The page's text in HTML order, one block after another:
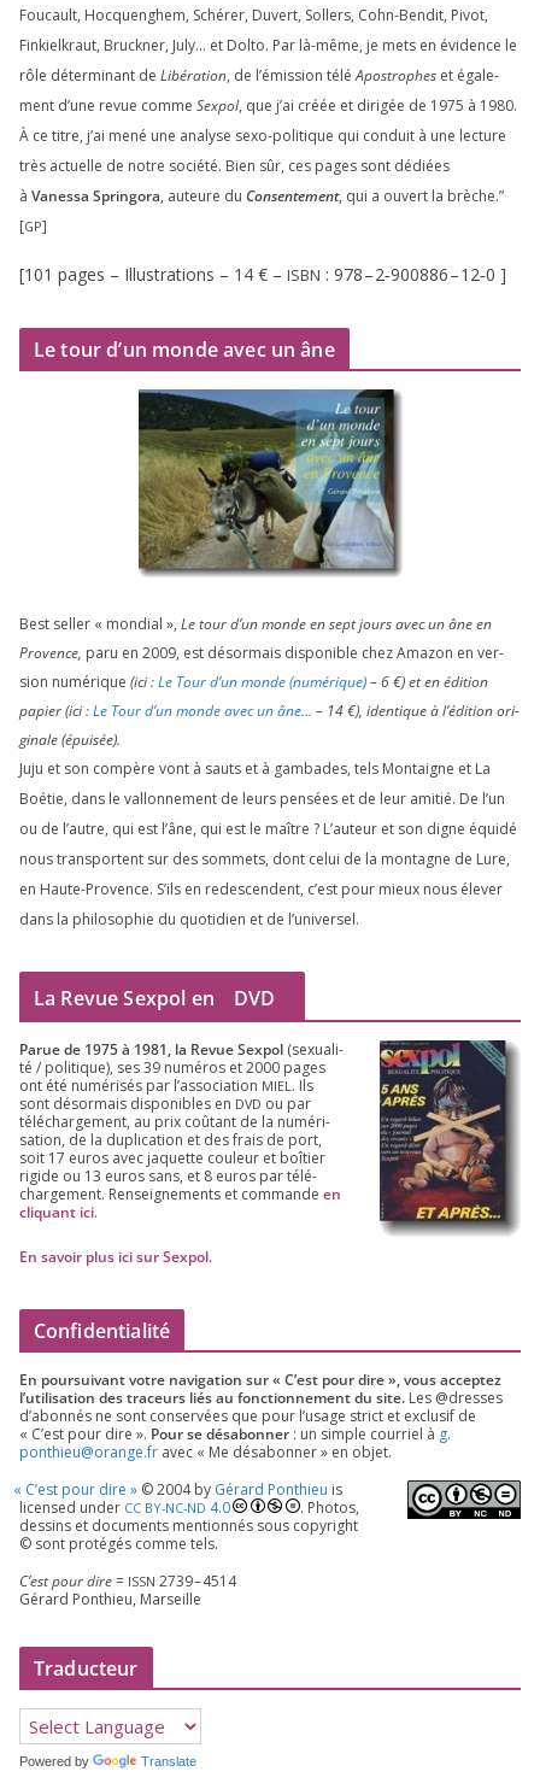
Foucault, Hocquenghem, Schérer, Duvert, Sollers, Cohn-Bendit, Pivot,
Finkielkraut, Bruckner, July… et Dolto. Par là-même, je mets en évi­dence le
rôle déter­mi­nant de Libération, de l’émission téléApostrophes et éga­le­
ment d’une revue comme Sexpol, que j’ai créée et diri­gée de 1975 à 1980.
À ce titre, j’ai mené une ana­lyse sexo-poli­tique qui conduit à une lec­ture
très actuelle de notre socié­té. Bien sûr, ces pages sont dédiées
à Vanessa Springora, auteure du Consentement, qui a ouvert la brèche.”
[GP]
[101 pages – Illustrations – 14 € – ISBN : 978–2‑900886–12‑0 ]
Le tour d’un monde avec un âne
Best sel­ler « mon­dial », Le tour d’un monde en sept jours avec un âne en
Provence, paru en 2009, est désor­mais dis­po­nible chez Amazon en ver­
sion numé­rique (ici :Le Tour d’un monde (numé­rique)–6€) et en édi­tion
papier (ici :Le Tour d’un monde avec un âne… – 14€), iden­tique à l’é­di­tion ori­
gi­nale (épui­sée).
Juju et son com­père vont à sauts et à gam­bades, tels Montaigne et La
Boétie, dans le val­lon­ne­ment de leurs pen­sées et de leur ami­tié. De l’un
ou de l’autre, qui est l’âne, qui est le maître ? L’auteur et son digne équi­dé
nous trans­portent sur des som­mets, dont celui de la mon­tagne de Lure,
en Haute-Provence. S’ils en redes­cendent, c’est pour mieux nous éle­ver
dans la phi­lo­so­phie du quo­ti­dien et de l’universel.
La Revue Sexpol en DVD
Parue de 1975à 1981, la Revue Sex­pol (sexua­li­
té /​ poli­tique), ses39 numé­ros et2000 pages
ont été numé­ri­sés par l’as­so­cia­tion MIEL . Ils
sont désor­mais dis­po­nibles en DVD ou par
télé­char­ge­ment, au prix coû­tant de la numé­ri­
sa­tion, de la dupli­ca­tion et des frais de port,
soit 17 euros avec jaquette cou­leur et boî­tier
rigide ou 13 euros sans, et 8 euros par télé­
char­ge­ment. Ren­sei­gne­ments et com­mande en
cli­quant ici.
En savoir plus ici sur Sexpol.
Confidentialité
En pour­sui­vant votre navi­ga­tion sur « C’est pour dire », vous accep­tez
l’utilisation des tra­ceurs liés au fonc­tion­ne­ment du site. Les @dresses
d’a­bon­nés ne sont conser­vées que pour l’u­sage strict et exclu­sif de
« C’est pour dire ». Pour se désa­bon­ner : un simple cour­riel à g.​
ponthieu@​orange.​fr avec « Me désa­bon­ner » en objet.
« C’est pour dire » ©2004by Gérard Ponthieu is
licen­sed under CC BY-NC-ND 4.0
. Photos,
des­sins et docu­ments men­tion­nés sous copy­right
© sont pro­té­gés comme tels.
C’est pour dire= ISSN 2739–4514
Gérard Ponthieu, Marseille
Traducteur
Powered by Translate